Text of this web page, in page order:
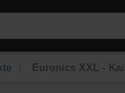
Euronics XXL -